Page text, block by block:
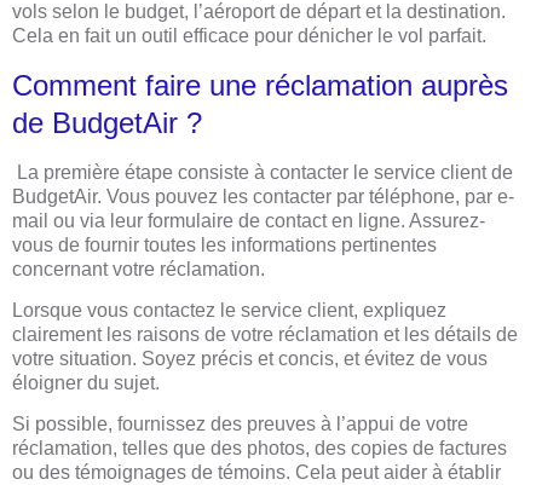
vols selon le budget, l’aéroport de départ et la destination.
Cela en fait un outil efficace pour dénicher le vol parfait.
Comment faire une réclamation auprès
de BudgetAir ?
La première étape consiste à contacter le service client de
BudgetAir. Vous pouvez les contacter par téléphone, par e-
mail ou via leur formulaire de contact en ligne. Assurez-
vous de fournir toutes les informations pertinentes
concernant votre réclamation.
Lorsque vous contactez le service client, expliquez
clairement les raisons de votre réclamation et les détails de
votre situation. Soyez précis et concis, et évitez de vous
éloigner du sujet.
Si possible, fournissez des preuves à l’appui de votre
réclamation, telles que des photos, des copies de factures
ou des témoignages de témoins. Cela peut aider à établir